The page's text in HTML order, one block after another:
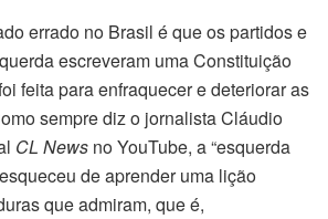
errado no Brasil é que os partidos e
escreveram uma Constituição
feita para enfraquecer e deteriorar as
sempre diz o jornalista Cláudio
CL News no YouTube, a “esquerda
de aprender uma lição
que admiram, que é,